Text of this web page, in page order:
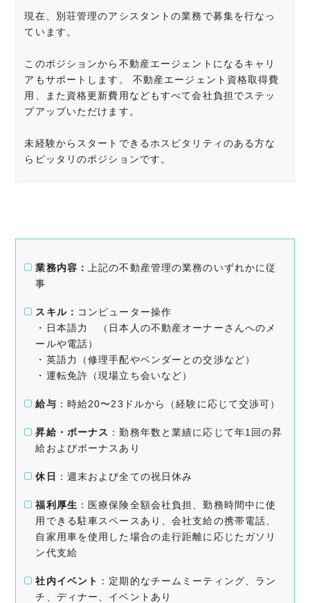
現在、別荘管理のアシスタントの業務で募集を行なっ
ています。
このポジションから不動産エージェントになるキャリ
アもサポートします。 不動産エージェント資格取得費
用、また資格更新費用などもすべて会社負担でステッ
プアップいただけます。
未経験からスタートできるホスピタリティのある方な
らピッタリのポジションです。
業務内容：
上記の不動産管理の業務のいずれかに従
事
スキル： コンピューター操作
・日本語力 （日本人の不動産オーナーさんへのメ
ールや電話）
・英語力（修理手配やベンダーとの交渉など）
・運転免許（現場立ち会いなど）
給与 ：時給20〜23ドルから（経験に応じて交渉可）
昇給・ボーナス ：勤務年数と業績に応じて年1回の昇
給およびボーナスあり
休日 ：週末および全ての祝日休み
福利厚生 ：医療保険全額会社負担、勤務時間中に使
用できる駐車スペースあり、会社支給の携帯電話、
自家用車を使用した場合の走行距離に応じたガソリ
ン代支給
社内イベント ：定期的なチームミーティング、ラン
チ、ディナー、イベントあり